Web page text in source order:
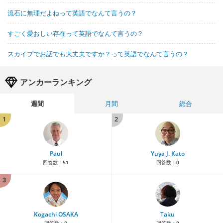
流石に無理だよねって英語でなんて言うの？
すごく愛おしい存在って英語でなんて言うの？
スカイプでお話でも大丈夫ですか？って英語でなんて言うの？
アンカーランキング
週間 月間
総合
1
Paul
回答数： 51
2
Yuya J. Kato
回答数： 0
3
Kogachi OSAKA Taku